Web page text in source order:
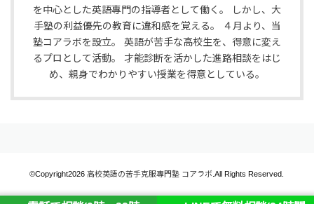
を中心とした英語專門の指導者として働く。 しかし、大
手塾の利益優先の教育に違和感を覚える。 ４月より、当
塾コアラボを設立。 英語が苦手な高校生を、得意に変え
るプロとして活動。 才能診断を活かした進路相談をはじ
め、親身でわかりやすい授業を得意としている。
©Copyright2026高校英語の苦手克服專門塾 コアラボ .All Rights Reserved.